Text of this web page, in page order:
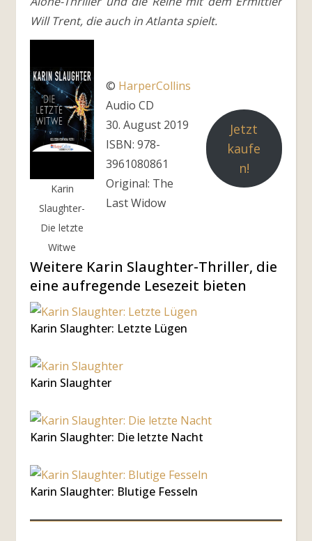
Will Trent, die auch in Atlanta spielt.
Karin
Slaughter-
Die letzte
Witwe
© HarperCollins
Audio CD
30. August 2019
ISBN: 978-
3961080861
Original: The
Last Widow
Jetzt
kaufe
n!
Weitere Karin Slaughter-Thriller, die
eine aufregende Lesezeit bieten
Karin Slaughter: Letzte Lügen
Karin Slaughter
Karin Slaughter: Die letzte Nacht
Karin Slaughter: Blutige Fesseln